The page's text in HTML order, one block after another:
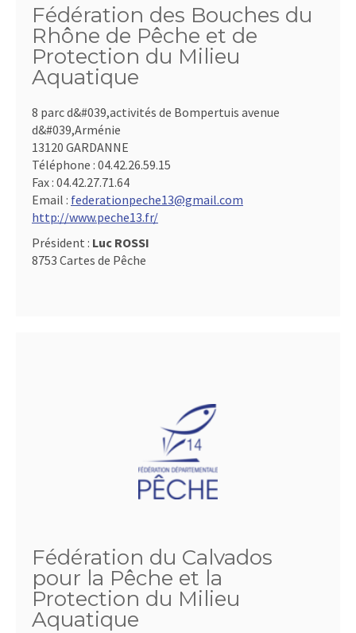
Fédération des Bouches du
Rhône de Pêche et de
Protection du Milieu
Aquatique
8 parc d&#039,activités de Bompertuis avenue
d&#039,Arménie
13120 GARDANNE
Téléphone : 04.42.26.59.15
Fax : 04.42.27.71.64
Email : federationpeche13@gmail.com
http://www.peche13.fr/
Président : Luc ROSSI
8753 Cartes de Pêche
Fédération du Calvados
pour la Pêche et la
Protection du Milieu
Aquatique